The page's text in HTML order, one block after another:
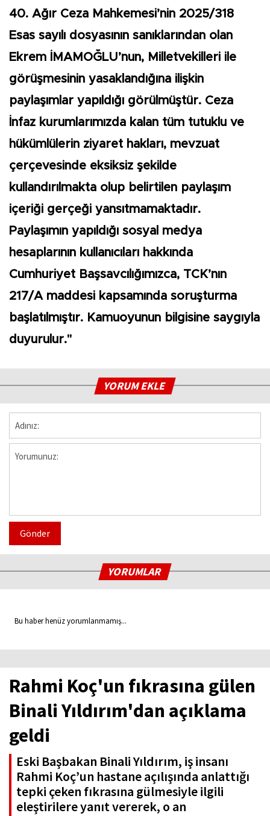
40. Ağır Ceza Mahkemesi’nin 2025/318
Esas sayılı dosyasının sanıklarından olan
Ekrem İMAMOĞLU’nun, Milletvekilleri ile
görüşmesinin yasaklandığına ilişkin
paylaşımlar yapıldığı görülmüştür. Ceza
İnfaz kurumlarımızda kalan tüm tutuklu ve
hükümlülerin ziyaret hakları, mevzuat
çerçevesinde eksiksiz şekilde
kullandırılmakta olup belirtilen paylaşım
içeriği gerçeği yansıtmamaktadır.
Paylaşımın yapıldığı sosyal medya
hesaplarının kullanıcıları hakkında
Cumhuriyet Başsavcılığımızca, TCK’nın
217/A maddesi kapsamında soruşturma
başlatılmıştır. Kamuoyunun bilgisine saygıyla
duyurulur."
YORUM EKLE
Gönder
YORUMLAR
Bu haber henüz yorumlanmamış...
Rahmi Koç'un fıkrasına gülen
Binali Yıldırım'dan açıklama
geldi
Eski Başbakan Binali Yıldırım, iş insanı
Rahmi Koç’un hastane açılışında anlattığı
tepki çeken fıkrasına gülmesiyle ilgili
eleştirilere yanıt vererek, o an